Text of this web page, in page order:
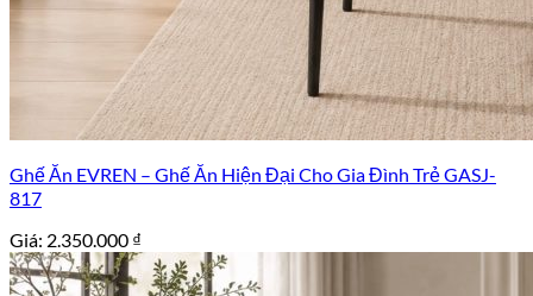
Ghế Ăn EVREN – Ghế Ăn Hiện Đại Cho Gia Đình Trẻ GASJ-
817
Giá: 2.350.000 ₫